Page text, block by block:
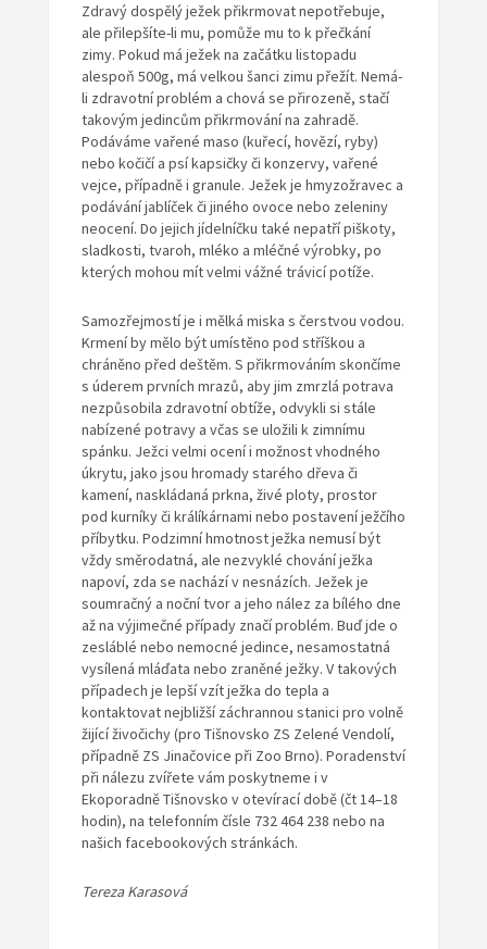
Zdravý dospělý ježek přikrmovat nepotřebuje,
ale přilepšíte-li mu, pomůže mu to k přečkání
zimy. Pokud má ježek na začátku listopadu
alespoň 500g, má velkou šanci zimu přežít. Nemá-
li zdravotní problém a chová se přirozeně, stačí
takovým jedincům přikrmování na zahradě.
Podáváme vařené maso (kuřecí, hovězí, ryby)
nebo kočičí a psí kapsičky či konzervy, vařené
vejce, případně i granule. Ježek je hmyzožravec a
podávání jablíček či jiného ovoce nebo zeleniny
neocení. Do jejich jídelníčku také nepatří piškoty,
sladkosti, tvaroh, mléko a mléčné výrobky, po
kterých mohou mít velmi vážné trávicí potíže.
Samozřejmostí je i mělká miska s čerstvou vodou.
Krmení by mělo být umístěno pod stříškou a
chráněno před deštěm. S přikrmováním skončíme
s úderem prvních mrazů, aby jim zmrzlá potrava
nezpůsobila zdravotní obtíže, odvykli si stále
nabízené potravy a včas se uložili k zimnímu
spánku. Ježci velmi ocení i možnost vhodného
úkrytu, jako jsou hromady starého dřeva či
kamení, naskládaná prkna, živé ploty, prostor
pod kurníky či králíkárnami nebo postavení ježčího
příbytku. Podzimní hmotnost ježka nemusí být
vždy směrodatná, ale nezvyklé chování ježka
napoví, zda se nachází v nesnázích. Ježek je
soumračný a noční tvor a jeho nález za bílého dne
až na výjimečné případy značí problém. Buď jde o
zesláblé nebo nemocné jedince, nesamostatná
vysílená mláďata nebo zraněné ježky. V takových
případech je lepší vzít ježka do tepla a
kontaktovat nejbližší záchrannou stanici pro volně
žijící živočichy (pro Tišnovsko ZS Zelené Vendolí,
případně ZS Jinačovice při Zoo Brno). Poradenství
při nálezu zvířete vám poskytneme i v
Ekoporadně Tišnovsko v otevírací době (čt 14–18
hodin), na telefonním čísle 732 464 238 nebo na
našich facebookových stránkách.
Tereza Karasová